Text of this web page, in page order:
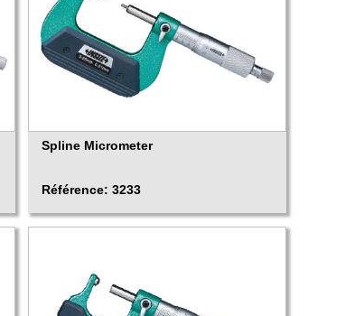
Spline Micrometer
Référence: 3233